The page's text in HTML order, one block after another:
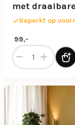
met
Beperkt op
99,-
Cannon